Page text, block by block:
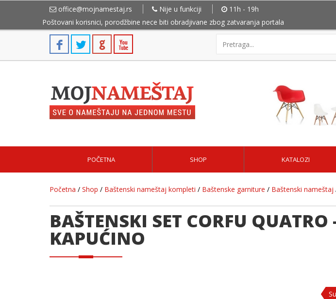
office@mojnamestaj.rs Nije u funkciji 11h - 19h
Poštovani korisnici, porodžbine nece biti obradjivane zbog zatvaranja portala
POČETNA SHOP KATALOZI
Početna / Shop / Baštenski nameštaj kompleti / Baštenske garniture / Baštenski nameštaj
BAŠTENSKI SET CORFU QUATRO
KAPUĆINO